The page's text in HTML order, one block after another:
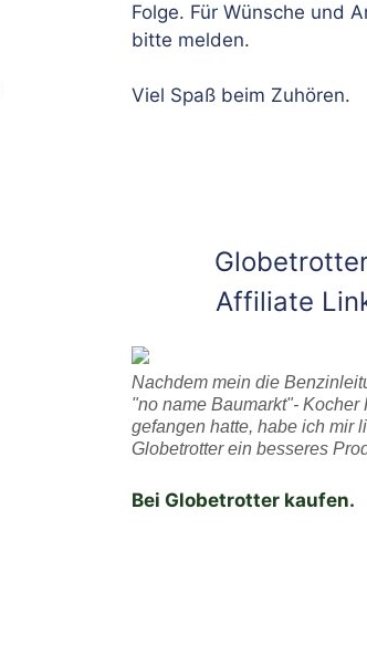
Folge. Für Wünsche und
bitte melden.
Viel Spaß beim Zuhören.
Affiliate
Nachdem mein die
"no name Baumarkt"- Kocher
gefangen hatte, habe ich mir
Globetrotter ein besseres
Bei Globetrotter kaufen.